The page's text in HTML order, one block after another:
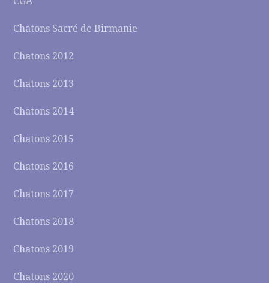
Chatons Sacré de Birmanie
Chatons 2012
Chatons 2013
Chatons 2014
Chatons 2015
Chatons 2016
Chatons 2017
Chatons 2018
Chatons 2019
Chatons 2020